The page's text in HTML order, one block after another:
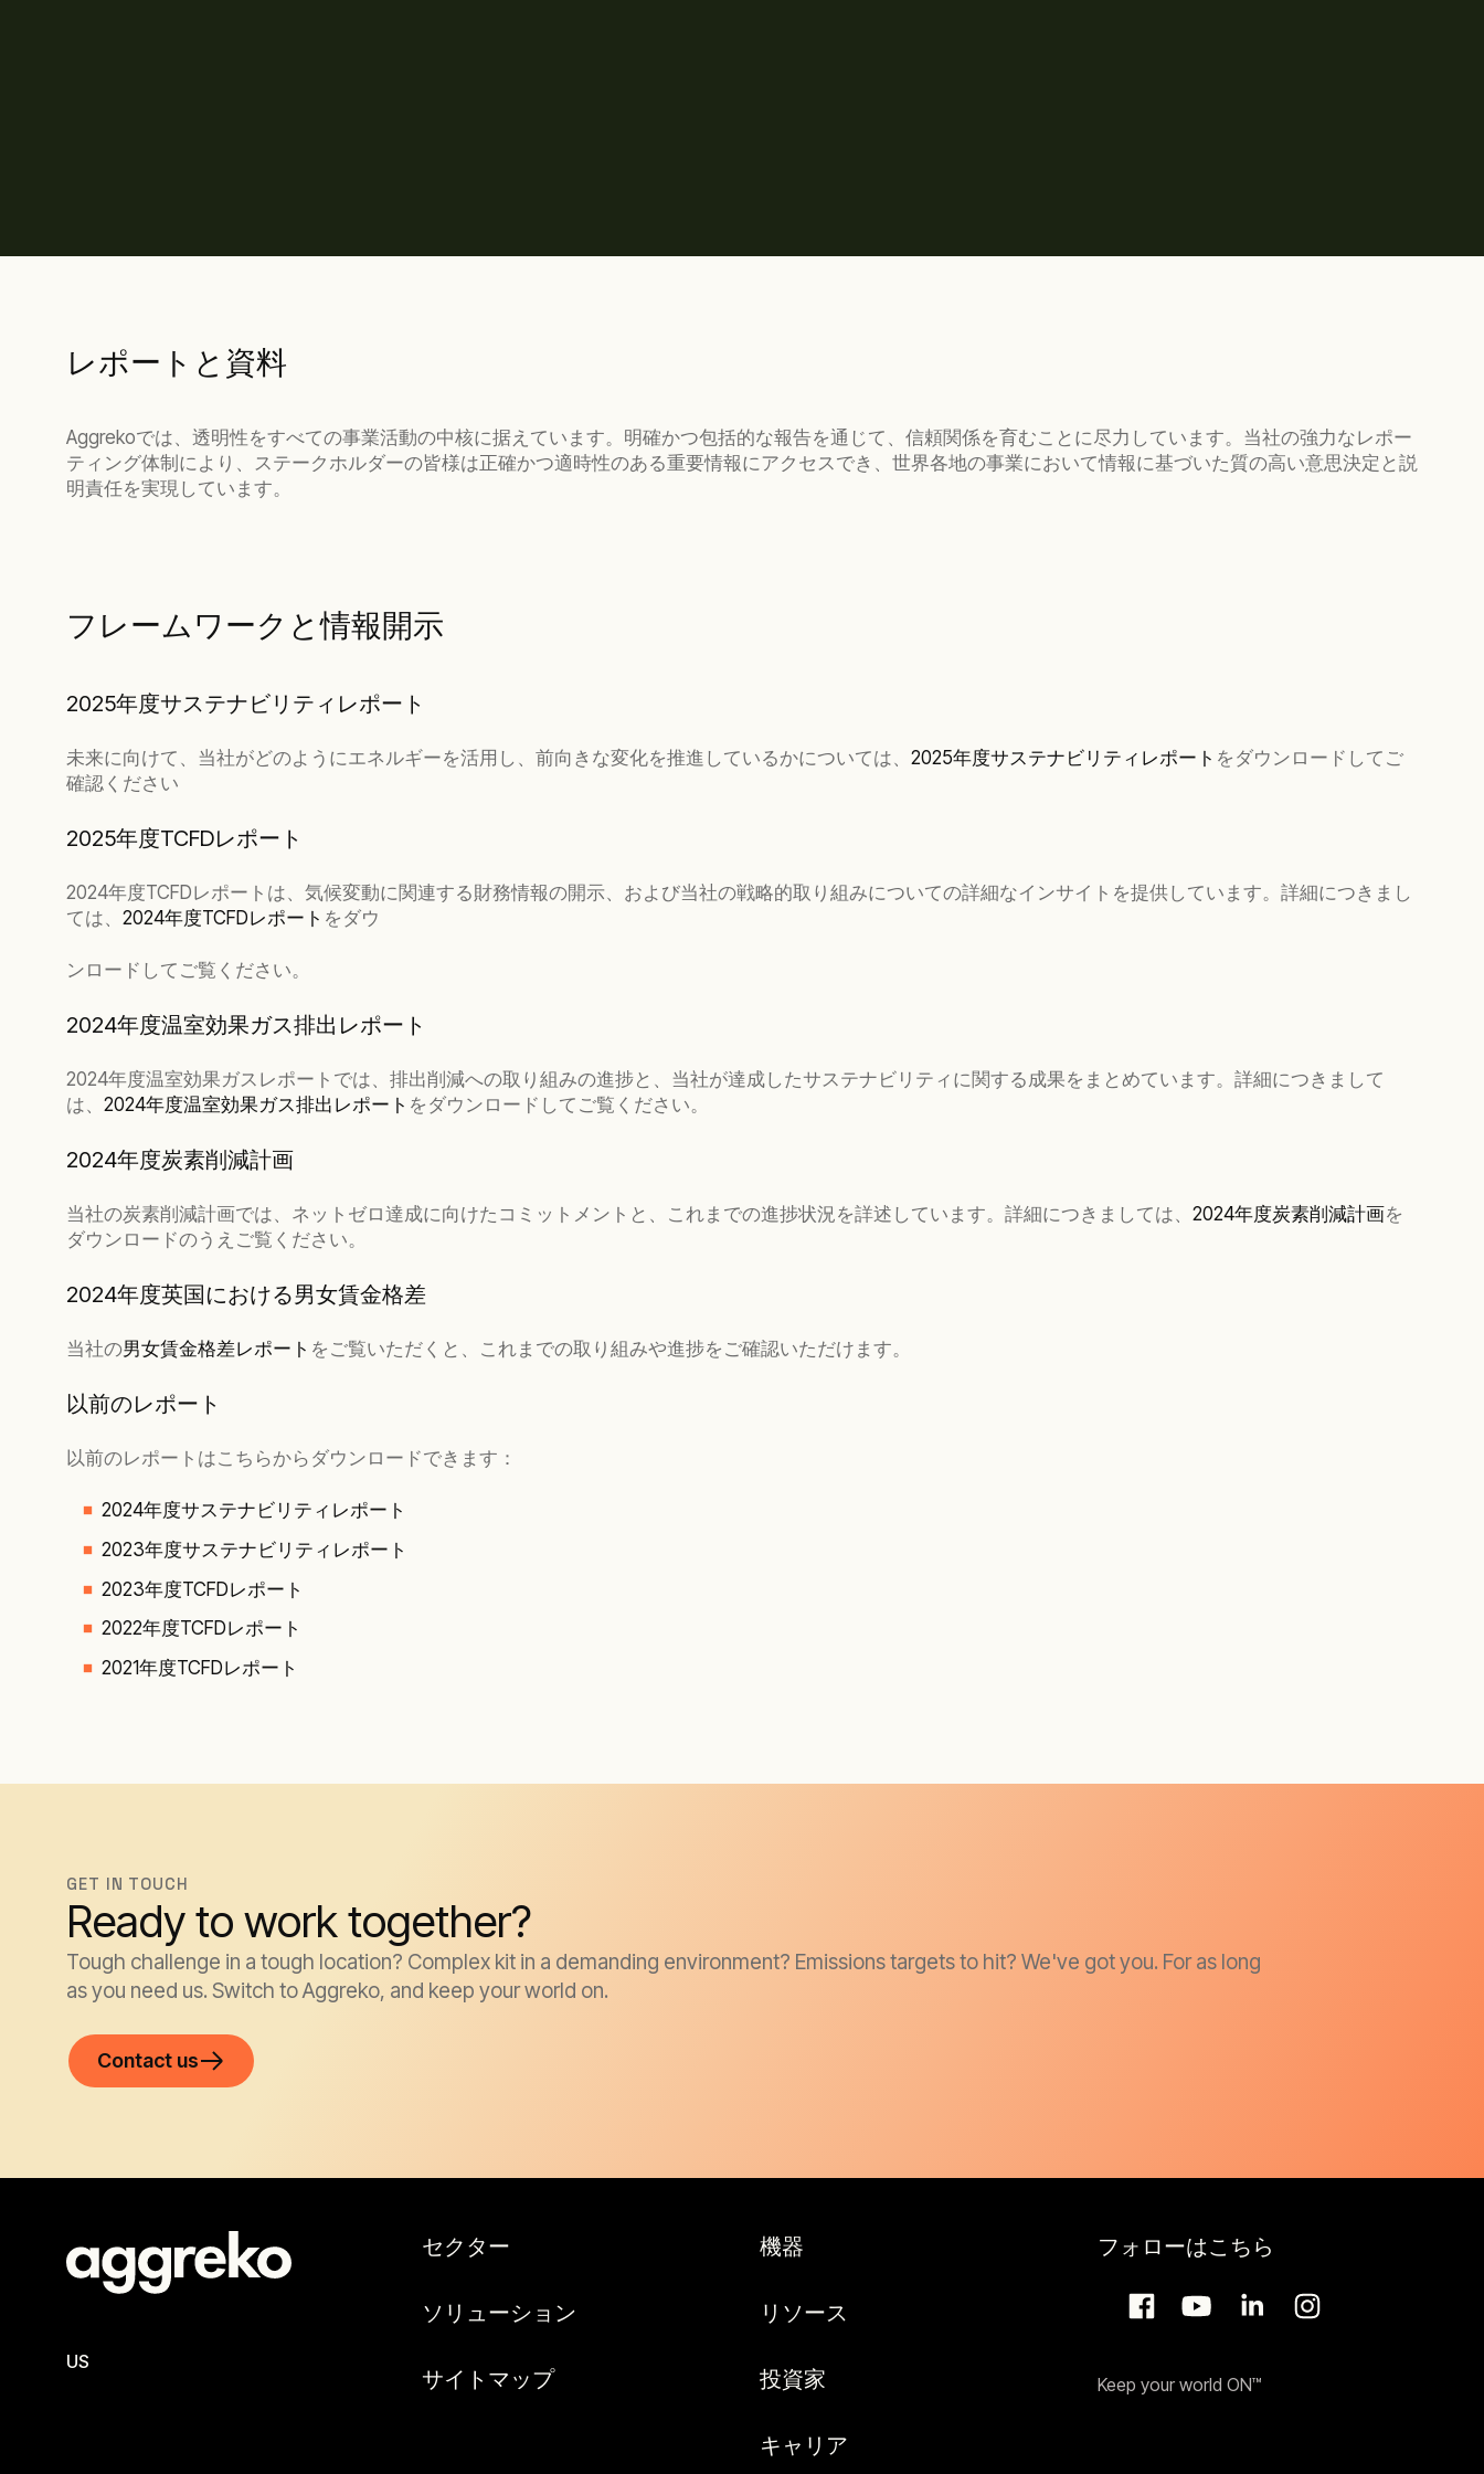
レポートと資料
Aggrekoでは、透明性をすべての事業活動の中核に据えています。明確かつ包括的な報告を通じて、信頼関係を育むことに尽力しています。当社の強力なレポー
ティング体制により、ステークホルダーの皆様は正確かつ適時性のある重要情報にアクセスでき、世界各地の事業において情報に基づいた質の高い意思決定と説
明責任を実現しています。
フレームワークと情報開示
2025年度サステナビリティレポート
未来に向けて、当社がどのようにエネルギーを活用し、前向きな変化を推進しているかについては、 2025年度サステナビリティレポート をダウンロードしてご
確認ください
2025年度TCFDレポート
2024年度TCFDレポートは、気候変動に関連する財務情報の開示、および当社の戦略的取り組みについての詳細なインサイトを提供しています。詳細につきまし
ては、 2024年度TCFDレポート をダウ
ンロードしてご覧ください。
2024年度温室効果ガス排出レポート
2024年度温室効果ガスレポートでは、排出削減への取り組みの進捗と、当社が達成したサステナビリティに関する成果をまとめています。詳細につきまして
は、 2024年度温室効果ガス排出レポート をダウンロードしてご覧ください。
2024年度炭素削減計画
当社の炭素削減計画では、ネットゼロ達成に向けたコミットメントと、これまでの進捗状況を詳述しています。詳細につきましては、 2024年度炭素削減計画を
ダウンロードのうえご覧ください。
2024年度英国における男女賃金格差
当社の男女賃金格差レポート をご覧いただくと、これまでの取り組みや進捗をご確認いただけます。
以前のレポート
以前のレポートはこちらからダウンロードできます：
2024年度サステナビリティレポート
2023年度サステナビリティレポート
2023年度TCFDレポート
2022年度TCFDレポート
2021年度TCFDレポート
GET IN TOUCH
Ready to work together?
Tough challenge in a tough location? Complex kit in a demanding environment? Emissions targets to hit? We've got you. For as long
as you need us. Switch to Aggreko, and keep your world on.
Contact us
US
セクター
ソリューション
サイトマップ
機器
リソース
投資家
キャリア
フォローはこちら
Keep your world ON™